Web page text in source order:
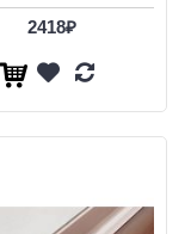
2418₽